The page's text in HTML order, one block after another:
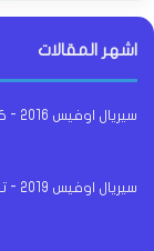
اشهر المقالات
سيريال اوفيس 2016 - كراك اوفيس 2016
سيريال اوفيس 2019 - تفعيل اوفيس 2019